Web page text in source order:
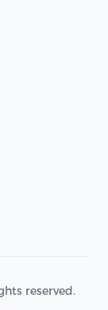
reserved.